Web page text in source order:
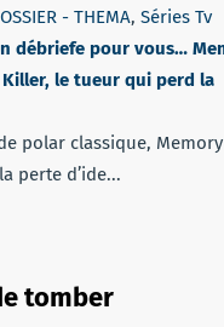
- THEMA, Séries Tv
débriefe pour vous…
Killer, le tueur qui perd la
polar classique,
perte d’ide...
tomber